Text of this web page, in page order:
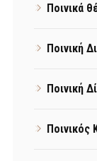
Ποινικά
Ποινική
Ποινική
Ποινικός